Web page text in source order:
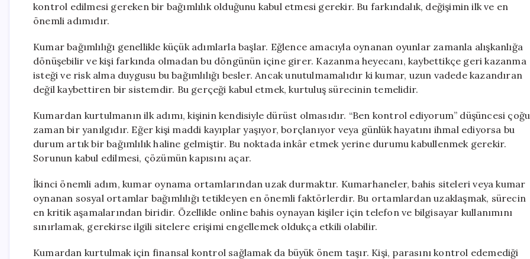
kontrol edilmesi gereken bir bağımlılık olduğunu kabul etmesi gerekir. Bu farkındalık, değişimin ilk ve en
önemli adımıdır.
Kumar bağımlılığı genellikle küçük adımlarla başlar. Eğlence amacıyla oynanan oyunlar zamanla alışkanlığa
dönüşebilir ve kişi farkında olmadan bu döngünün içine girer. Kazanma heyecanı, kaybettikçe geri kazanma
isteği ve risk alma duygusu bu bağımlılığı besler. Ancak unutulmamalıdır ki kumar, uzun vadede kazandıran
değil kaybettiren bir sistemdir. Bu gerçeği kabul etmek, kurtuluş sürecinin temelidir.
Kumardan kurtulmanın ilk adımı, kişinin kendisiyle dürüst olmasıdır. “Ben kontrol ediyorum” düşüncesi çoğu
zaman bir yanılgıdır. Eğer kişi maddi kayıplar yaşıyor, borçlanıyor veya günlük hayatını ihmal ediyorsa bu
durum artık bir bağımlılık haline gelmiştir. Bu noktada inkâr etmek yerine durumu kabullenmek gerekir.
Sorunun kabul edilmesi, çözümün kapısını açar.
İkinci önemli adım, kumar oynama ortamlarından uzak durmaktır. Kumarhaneler, bahis siteleri veya kumar
oynanan sosyal ortamlar bağımlılığı tetikleyen en önemli faktörlerdir. Bu ortamlardan uzaklaşmak, sürecin
en kritik aşamalarından biridir. Özellikle online bahis oynayan kişiler için telefon ve bilgisayar kullanımını
sınırlamak, gerekirse ilgili sitelere erişimi engellemek oldukça etkili olabilir.
Kumardan kurtulmak için finansal kontrol sağlamak da büyük önem taşır. Kişi, parasını kontrol edemediği